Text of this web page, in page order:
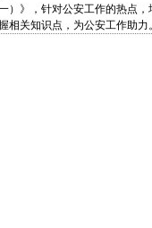
）》，针对公安工作的热点
关知识点，为公安工作助力。